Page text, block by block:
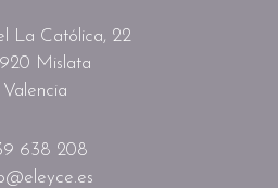
La Católica, 22
Mislata
Valencia
638 208